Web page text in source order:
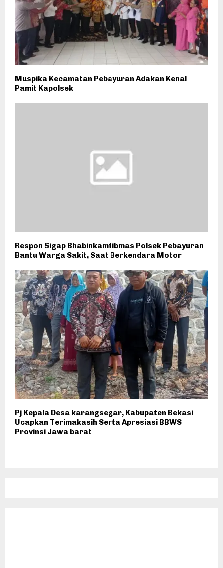
Muspika Kecamatan Pebayuran Adakan Kenal
Pamit Kapolsek
Respon Sigap Bhabinkamtibmas Polsek Pebayuran
Bantu Warga Sakit, Saat Berkendara Motor
Pj Kepala Desa karangsegar, Kabupaten Bekasi
Ucapkan Terimakasih Serta Apresiasi BBWS
Provinsi Jawa barat